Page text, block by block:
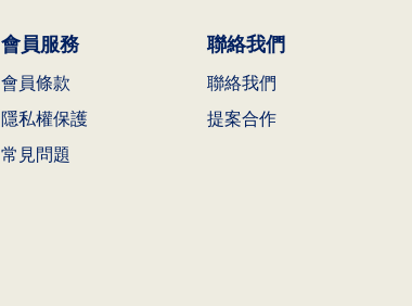
會員服務
會員條款
隱私權保護
常見問題
聯絡我們
聯絡我們
提案合作